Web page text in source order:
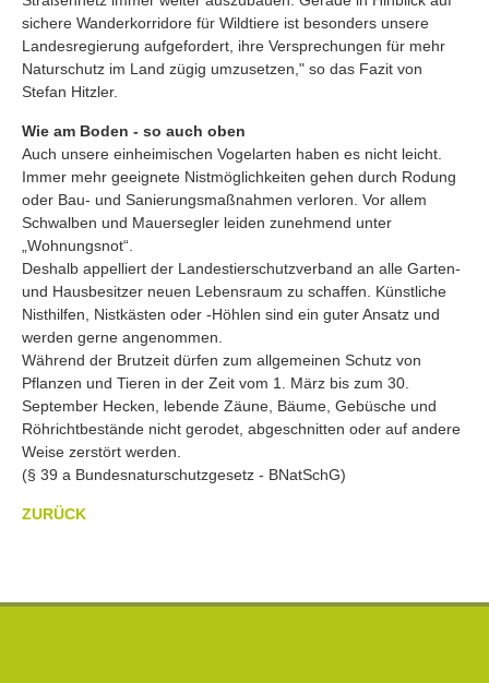
sichere Wanderkorridore für Wildtiere ist besonders unsere
Landesregierung aufgefordert, ihre Versprechungen für mehr
Naturschutz im Land zügig umzusetzen," so das Fazit von
Stefan Hitzler.
Wie am Boden - so auch oben
Auch unsere einheimischen Vogelarten haben es nicht leicht.
Immer mehr geeignete Nistmöglichkeiten gehen durch Rodung
oder Bau- und Sanierungsmaßnahmen verloren. Vor allem
Schwalben und Mauersegler leiden zunehmend unter
„Wohnungsnot“.
Deshalb appelliert der Landestierschutzverband an alle Garten-
und Hausbesitzer neuen Lebensraum zu schaffen. Künstliche
Nisthilfen, Nistkästen oder -Höhlen sind ein guter Ansatz und
werden gerne angenommen.
Während der Brutzeit dürfen zum allgemeinen Schutz von
Pflanzen und Tieren in der Zeit vom 1. März bis zum 30.
September Hecken, lebende Zäune, Bäume, Gebüsche und
Röhrichtbestände nicht gerodet, abgeschnitten oder auf andere
Weise zerstört werden.
(§ 39 a Bundesnaturschutzgesetz - BNatSchG)
ZURÜCK